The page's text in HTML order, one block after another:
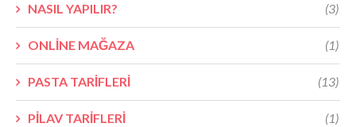
NASIL YAPILIR? (3)
ONLİNE MAĞAZA (1)
PASTA TARİFLERİ (13)
PİLAV TARİFLERİ (1)